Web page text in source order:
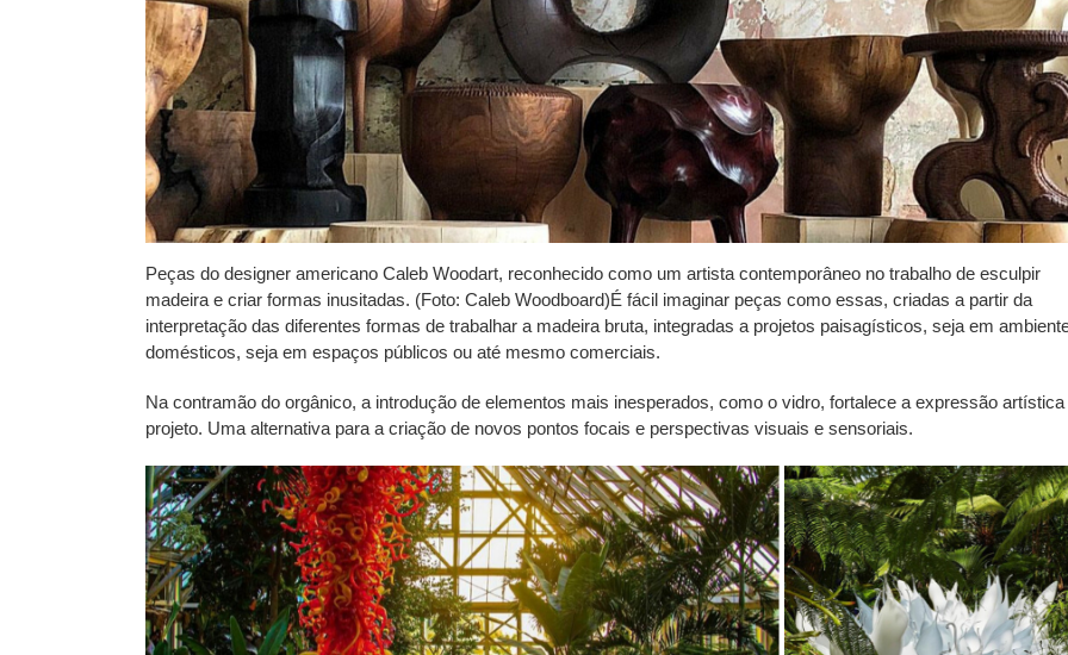
Peças do designer americano Caleb Woodart, reconhecido como um artista contemporâneo no trabalho de esculpir
madeira e criar formas inusitadas. (Foto: Caleb Woodboard)É fácil imaginar peças como essas, criadas a partir da
interpretação das diferentes formas de trabalhar a madeira bruta, integradas a projetos paisagísticos, seja em
domésticos, seja em espaços públicos ou até mesmo comerciais.
Na contramão do orgânico, a introdução de elementos mais inesperados, como o vidro, fortalece a expressão artística
projeto. Uma alternativa para a criação de novos pontos focais e perspectivas visuais e sensoriais.